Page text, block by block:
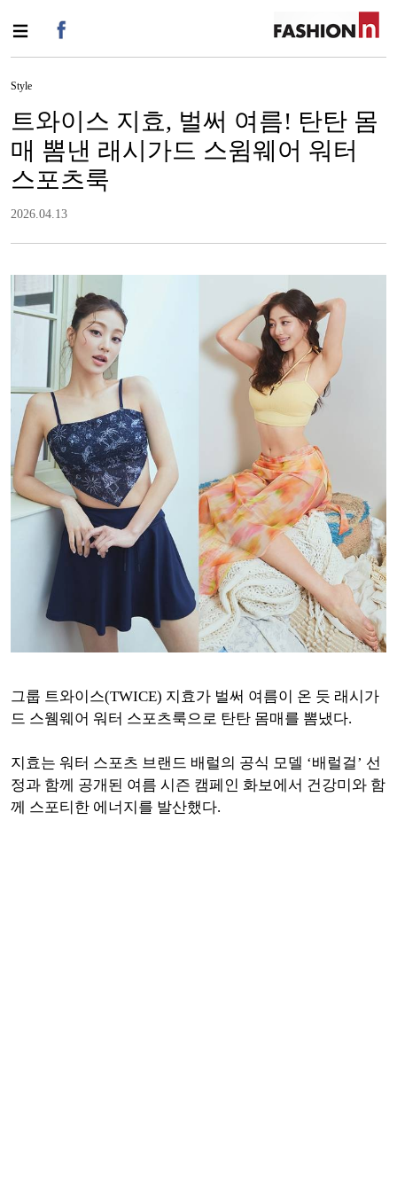
Style
트와이스 지효, 벌써 여름! 탄탄 몸
매 뽐낸 래시가드 스윔웨어 워터
스포츠룩
2026.04.13
그룹 트와이스(TWICE) 지효가 벌써 여름이 온 듯 래시가
드 스웸웨어 워터 스포츠룩으로 탄탄 몸매를 뽐냈다.
지효는 워터 스포츠 브랜드 배럴의 공식 모델 ‘배럴걸’ 선
정과 함께 공개된 여름 시즌 캠페인 화보에서 건강미와 함
께 스포티한 에너지를 발산했다.